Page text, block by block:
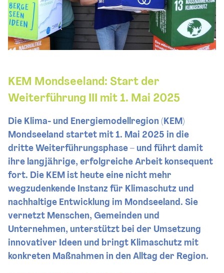
KEM Mondseeland: Start der
Weiterführung III mit 1. Mai 2025
Die Klima- und Energiemodellregion (KEM)
Mondseeland startet mit 1. Mai 2025 in die
dritte Weiterführungsphase – und führt damit
ihre langjährige, erfolgreiche Arbeit konsequent
fort. Die KEM ist heute eine nicht mehr
wegzudenkende Instanz für Klimaschutz und
nachhaltige Entwicklung im Mondseeland. Sie
vernetzt Menschen, Gemeinden und
Unternehmen, unterstützt bei der Umsetzung
innovativer Ideen und bringt Klimaschutz mit
konkreten Maßnahmen in den Alltag der Region.